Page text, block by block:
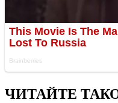
ЧИТАЙТЕ